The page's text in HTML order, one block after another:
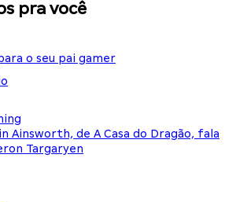
pra você
o seu pai gamer
Ainsworth, de A Casa do Dragão, fala
Targaryen